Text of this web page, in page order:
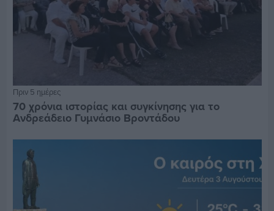
Πριν 5 ημέρες
70 χρόνια ιστορίας και συγκίνησης για το
Ανδρεάδειο Γυμνάσιο Βροντάδου